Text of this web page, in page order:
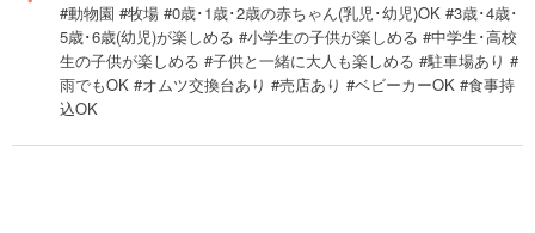
#動物園 #牧場 #0歳･1歳･2歳の赤ちゃん(乳児･幼児)OK #3歳･4歳･
5歳･6歳(幼児)が楽しめる #小学生の子供が楽しめる #中学生･高校
生の子供が楽しめる #子供と一緒に大人も楽しめる #駐車場あり #
雨でもOK #オムツ交換台あり #売店あり #ベビーカーOK #食事持
込OK